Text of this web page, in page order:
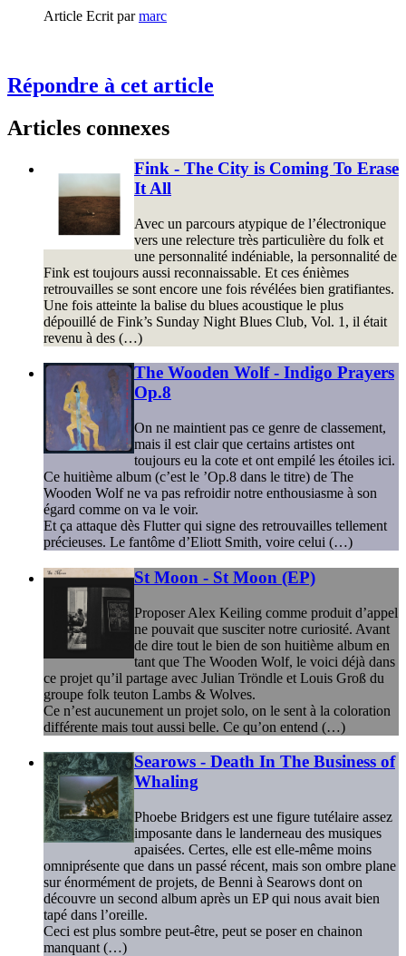
Article Ecrit parmarc
Répondre à cet article
Articles connexes
Fink - The City is Coming To Erase
It All
Avec un parcours atypique de l’électronique
vers une relecture très particulière du folk et
une personnalité indéniable, la personnalité de
Fink est toujours aussi reconnaissable. Et ces énièmes
retrouvailles se sont encore une fois révélées bien gratifiantes.
Une fois atteinte la balise du blues acoustique le plus
dépouillé de Fink’s Sunday Night Blues Club, Vol. 1, il était
revenu à des (…)
The Wooden Wolf - Indigo Prayers
Op.8
On ne maintient pas ce genre de classement,
mais il est clair que certains artistes ont
toujours eu la cote et ont empilé les étoiles ici.
Ce huitième album (c’est le ’Op.8 dans le titre) de The
Wooden Wolf ne va pas refroidir notre enthousiasme à son
égard comme on va le voir.
Et ça attaque dès Flutter qui signe des retrouvailles tellement
précieuses. Le fantôme d’Eliott Smith, voire celui (…)
St Moon - St Moon (EP)
Proposer Alex Keiling comme produit d’appel
ne pouvait que susciter notre curiosité. Avant
de dire tout le bien de son huitième album en
tant que The Wooden Wolf, le voici déjà dans
ce projet qu’il partage avec Julian Tröndle et Louis Groß du
groupe folk teuton Lambs & Wolves.
Ce n’est aucunement un projet solo, on le sent à la coloration
différente mais tout aussi belle. Ce qu’on entend (…)
Searows - Death In The Business of
Whaling
Phoebe Bridgers est une figure tutélaire assez
imposante dans le landerneau des musiques
apaisées. Certes, elle est elle-même moins
omniprésente que dans un passé récent, mais son ombre plane
sur énormément de projets, de Benni à Searows dont on
découvre un second album après un EP qui nous avait bien
tapé dans l’oreille.
Ceci est plus sombre peut-être, peut se poser en chainon
manquant (…)